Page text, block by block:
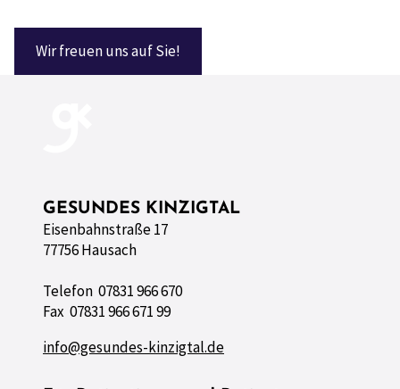
Wir freuen uns auf Sie!
GESUNDES KINZIGTAL
Eisenbahnstraße 17
77756 Hausach
Telefon 07831 966 670
Fax 07831 966 671 99
info@gesundes-kinzigtal.de